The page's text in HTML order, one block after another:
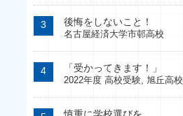
後悔をしないこと！
名古屋経済大学市邨高校
「受かってきます！」
2022年度 高校受験, 旭丘高校